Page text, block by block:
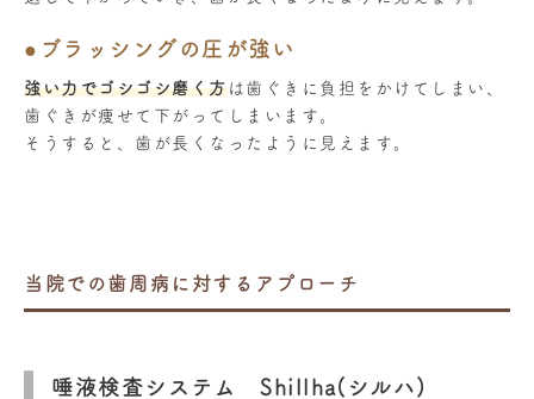
●ブラッシングの圧が強い
強い力でゴシゴシ磨く方は歯ぐきに負担をかけてしまい、
歯ぐきが痩せて下がってしまいます。
そうすると、歯が長くなったように見えます。
当院での歯周病に対するアプローチ
唾液検査システム Shillha(シルハ)